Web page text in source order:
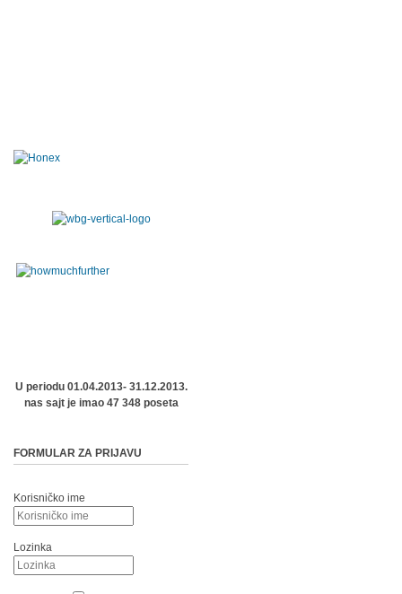
U periodu 01.04.2013- 31.12.2013.
nas sajt je imao 47 348 poseta
FORMULAR ZA PRIJAVU
Korisničko ime
Lozinka